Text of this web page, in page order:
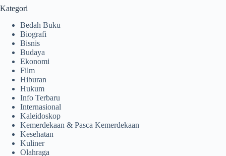
Kategori
Bedah Buku
Biografi
Bisnis
Budaya
Ekonomi
Film
Hiburan
Hukum
Info Terbaru
Internasional
Kaleidoskop
Kemerdekaan & Pasca Kemerdekaan
Kesehatan
Kuliner
Olahraga